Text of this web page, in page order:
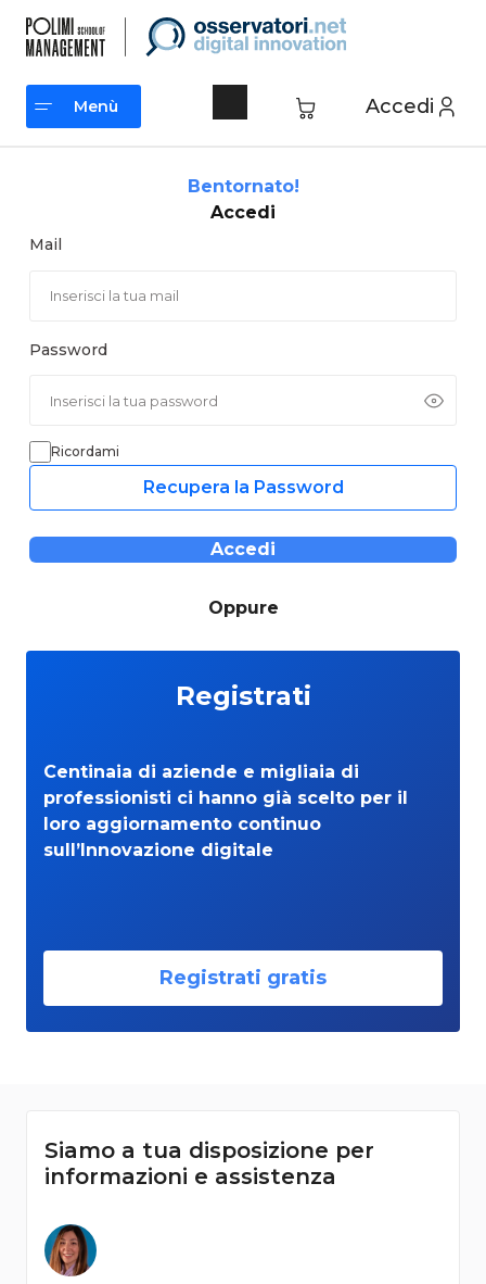
contenuto
Accedi
Menù
Bentornato!
Accedi
Mail
Password
Ricordami
Recupera la Password
Accedi
Oppure
Registrati
Centinaia di aziende e migliaia di
professionisti ci hanno già scelto per il
loro aggiornamento continuo
sull’Innovazione digitale
Registrati gratis
Siamo a tua disposizione per
informazioni e assistenza